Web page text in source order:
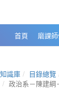
首頁 磨課
知識庫 目錄總覽
政治系－陳建綱